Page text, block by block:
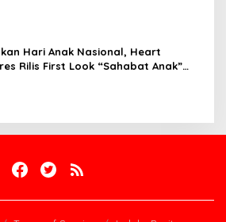
Hari Anak Nasional, Heart
Rilis First Look “Sahabat Anak”